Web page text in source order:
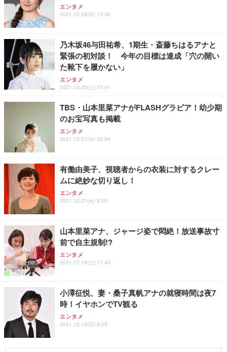
エンタメ
2021.12.29(水) 10:36
乃木坂46与田祐希、1期生・斎藤ちはるアナと
緊張の初対談！ 今年の目標は達成「穴の開い
た靴下を履かない」
エンタメ
2021.12.25(土) 15:41
TBS・山本里菜アナがFLASHグラビア！幼少期
のお宝写真も掲載
エンタメ
2021.12.21(火) 20:54
有働由美子、視聴者からの衣装に対するクレー
ムに絶妙な切り返し！
エンタメ
2021.12.21(火) 6:00
山本里菜アナ、ジャージ姿で悶絶！放送事故寸
前で自主規制!?
エンタメ
2021.12.18(土) 11:40
小澤征悦、妻・桑子真帆アナの就寝時間は夜7
時！イヤホンでTV観る
エンタメ
2021.12.12(日) 6:00